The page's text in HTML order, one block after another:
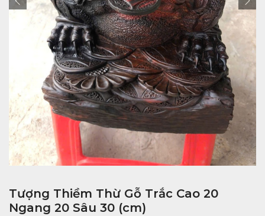
Tượng Thiềm Thừ Gỗ Trắc Cao 20
Ngang 20 Sâu 30 (cm)